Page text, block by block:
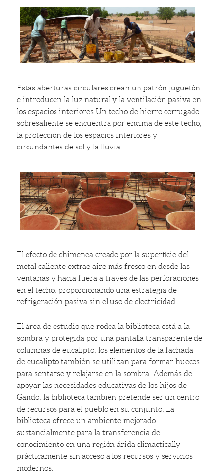
Estas aberturas circulares crean un patrón juguetón
e introducen la luz natural y la ventilación pasiva en
los espacios interiores.Un techo de hierro corrugado
sobresaliente se encuentra por encima de este techo,
la protección de los espacios interiores y
circundantes de sol y la lluvia.
El efecto de chimenea creado por la superficie del
metal caliente extrae aire más fresco en desde las
ventanas y hacia fuera a través de las perforaciones
en el techo, proporcionando una estrategia de
refrigeración pasiva sin el uso de electricidad.
El área de estudio que rodea la biblioteca está a la
sombra y protegida por una pantalla transparente de
columnas de eucalipto, los elementos de la fachada
de eucalipto también se utilizan para formar huecos
para sentarse y relajarse en la sombra. Además de
apoyar las necesidades educativas de los hijos de
Gando, la biblioteca también pretende ser un centro
de recursos para el pueblo en su conjunto. La
biblioteca ofrece un ambiente mejorado
sustancialmente para la transferencia de
conocimiento en una región árida climactically
prácticamente sin acceso a los recursos y servicios
modernos.